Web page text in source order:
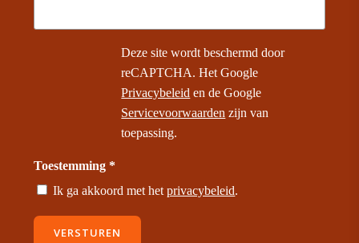
Deze site wordt beschermd door
reCAPTCHA. Het Google
Privacybeleid en de Google
Servicevoorwaarden zijn van
toepassing.
Toestemming *
Ik ga akkoord met hetprivacybeleid.
VERSTUREN